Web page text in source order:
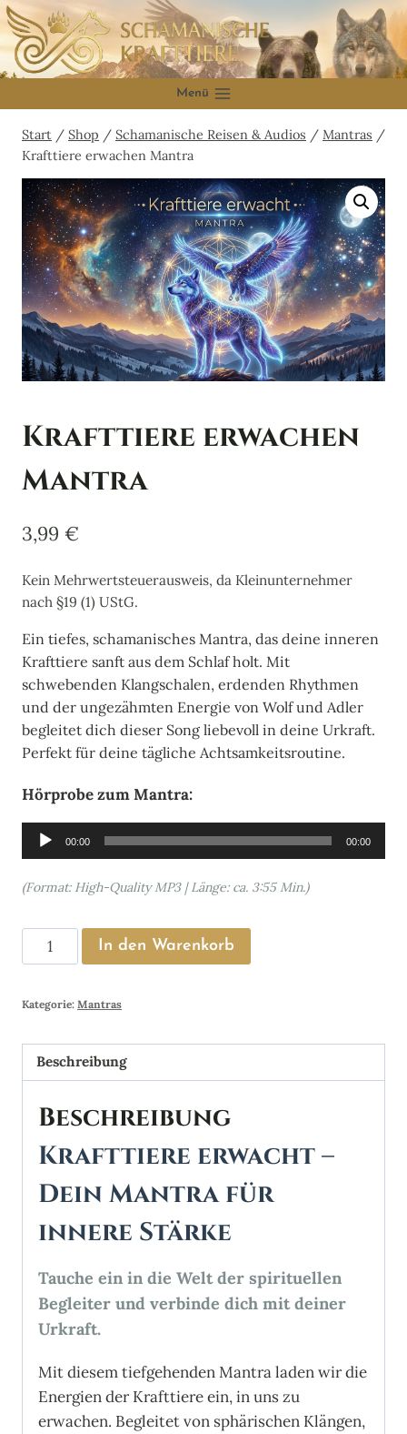
Zum
Inhalt
springen
Menü
Start / Shop / Schamanische Reisen & Audios / Mantras /
Krafttiere erwachen Mantra
Krafttiere erwachen
Mantra
3,99 €
Kein Mehrwertsteuerausweis, da Kleinunternehmer
nach §19 (1) UStG.
Ein tiefes, schamanisches Mantra, das deine inneren
Krafttiere sanft aus dem Schlaf holt. Mit
schwebenden Klangschalen, erdenden Rhythmen
und der ungezähmten Energie von Wolf und Adler
begleitet dich dieser Song liebevoll in deine Urkraft.
Perfekt für deine tägliche Achtsamkeitsroutine.
Hörprobe zum Mantra:
Audio-
Player
00:00 00:00
(Format: High-Quality MP3 | Länge: ca. 3:55 Min.)
Krafttiere
erwachen
Menge
In den Warenkorb
Kategorie: Mantras
Beschreibung
Beschreibung
Krafttiere erwacht –
Dein Mantra für
innere Stärke
Tauche ein in die Welt der spirituellen
Begleiter und verbinde dich mit deiner
Urkraft.
Mit diesem tiefgehenden Mantra laden wir die
Energien der Krafttiere ein, in uns zu
erwachen. Begleitet von sphärischen Klängen,